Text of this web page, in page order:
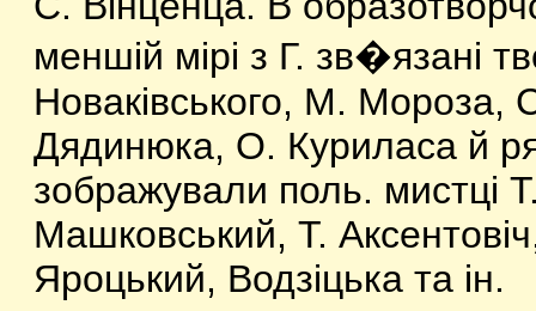
меншій мірі з Г. зв�язані
Новаківського, М.
Дядинюка, О. Куриласа й
зображували поль.
Машковський, Т.
Яроцький, Водзіцька та ін.